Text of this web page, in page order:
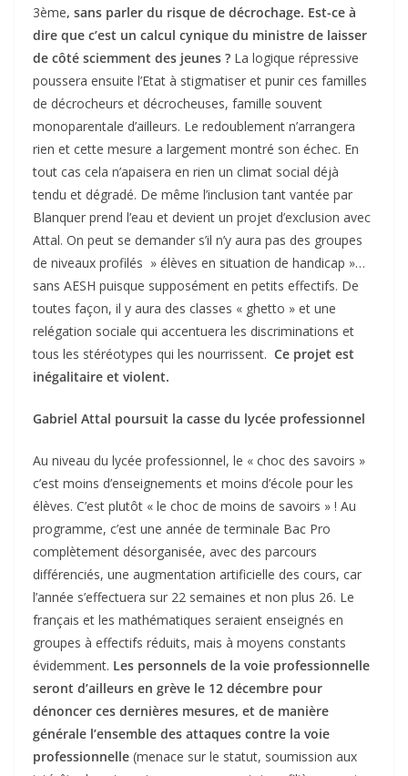
3ème, sans parler du risque de décrochage. Est-ce à
dire que c’est un calcul cynique du ministre de laisser
de côté sciemment des jeunes ? La logique répressive
poussera ensuite l’Etat à stigmatiser et punir ces familles
de décrocheurs et décrocheuses, famille souvent
monoparentale d’ailleurs. Le redoublement n’arrangera
rien et cette mesure a largement montré son échec. En
tout cas cela n’apaisera en rien un climat social déjà
tendu et dégradé. De même l’inclusion tant vantée par
Blanquer prend l’eau et devient un projet d’exclusion avec
Attal. On peut se demander s’il n’y aura pas des groupes
de niveaux profilés » élèves en situation de handicap »…
sans AESH puisque supposément en petits effectifs. De
toutes façon, il y aura des classes « ghetto » et une
relégation sociale qui accentuera les discriminations et
tous les stéréotypes qui les nourrissent. Ce projet est
inégalitaire et violent.
Gabriel Attal poursuit la casse du lycée professionnel
Au niveau du lycée professionnel, le « choc des savoirs »
c’est moins d’enseignements et moins d’école pour les
élèves. C’est plutôt « le choc de moins de savoirs » ! Au
programme, c’est une année de terminale Bac Pro
complètement désorganisée, avec des parcours
différenciés, une augmentation artificielle des cours, car
l’année s’effectuera sur 22 semaines et non plus 26. Le
français et les mathématiques seraient enseignés en
groupes à effectifs réduits, mais à moyens constants
évidemment. Les personnels de la voie professionnelle
seront d’ailleurs en grève le 12 décembre pour
dénoncer ces dernières mesures, et de manière
générale l’ensemble des attaques contre la voie
professionnelle (menace sur le statut, soumission aux